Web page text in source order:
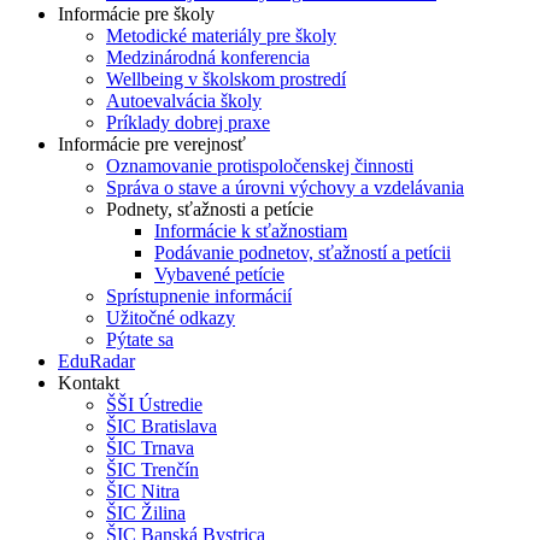
Informácie pre školy
Metodické materiály pre školy
Medzinárodná konferencia
Wellbeing v školskom prostredí
Autoevalvácia školy
Príklady dobrej praxe
Informácie pre verejnosť
Oznamovanie protispoločenskej činnosti
Správa o stave a úrovni výchovy a vzdelávania
Podnety, sťažnosti a petície
Informácie k sťažnostiam
Podávanie podnetov, sťažností a petícii
Vybavené petície
Sprístupnenie informácií
Užitočné odkazy
Pýtate sa
EduRadar
Kontakt
ŠŠI Ústredie
ŠIC Bratislava
ŠIC Trnava
ŠIC Trenčín
ŠIC Nitra
ŠIC Žilina
ŠIC Banská Bystrica